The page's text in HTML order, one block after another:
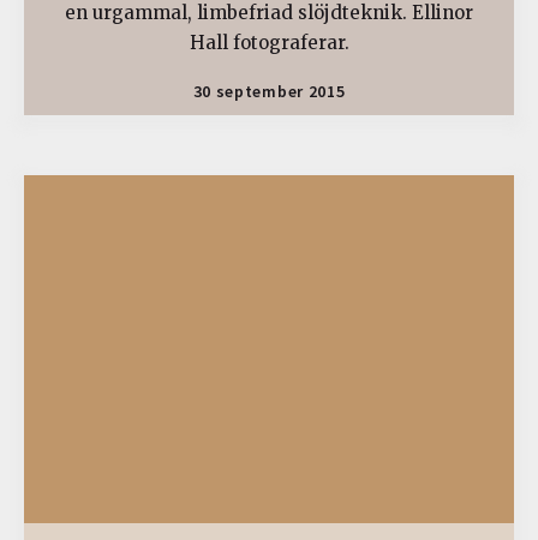
en urgammal, limbefriad slöjdteknik. Ellinor
Hall fotograferar.
30 september 2015